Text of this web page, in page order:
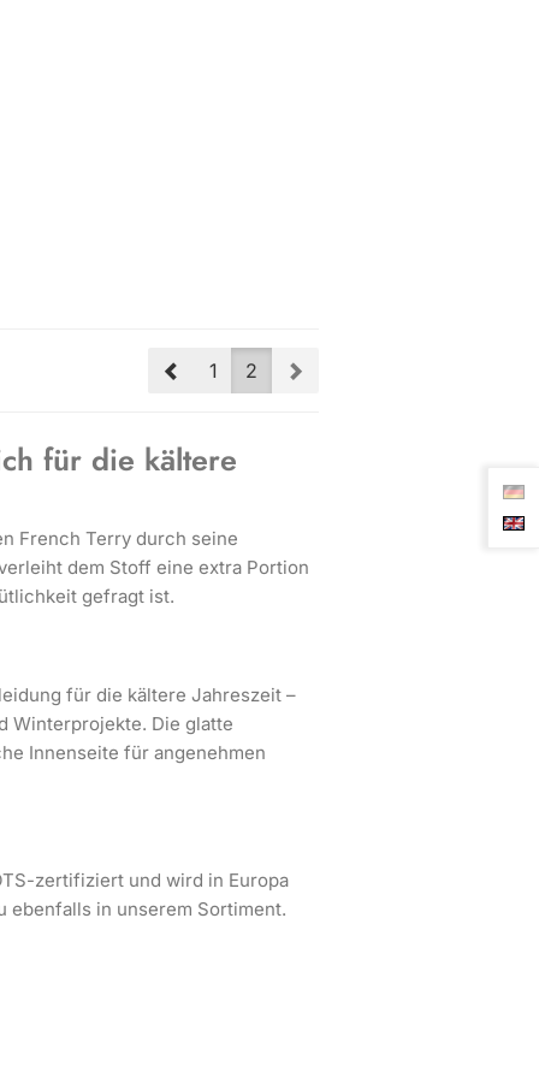
Prev
1 2
für die kältere
French Terry durch seine
dem Stoff eine extra Portion
gefragt ist.
für die kältere Jahreszeit –
Winterprojekte. Die glatte
Innenseite für angenehmen
zertifiziert und wird in Europa
ebenfalls in unserem Sortiment.